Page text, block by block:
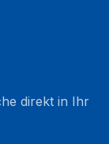
direkt in Ihr